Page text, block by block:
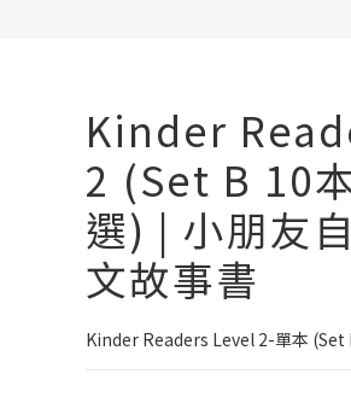
Kinder
2 (Set B 10
選) | 小朋友
文故事書
Kinder Readers Level 2-單本 (Set